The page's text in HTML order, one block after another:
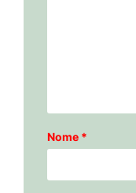
Nome *